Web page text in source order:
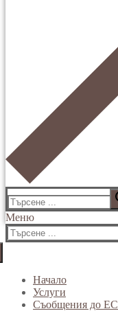
Търсене
за:
Меню
Търсене
за:
Начало
Услуги
Съобщения до ЕС